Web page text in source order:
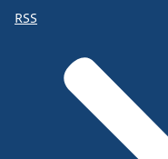
RSS